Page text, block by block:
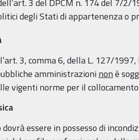
degli Stati di appartenenza o
3, comma 6, della L. 127/
amministrazioninonè
vigenti norme per il collocamento
essere in possesso di